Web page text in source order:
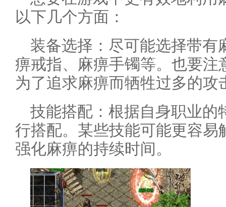
以下几个方面：
装备选择：尽可能选择带有
痹戒指、麻痹手镯等。也要注
为了追求麻痹而牺牲过多的攻
技能搭配：根据自身职业的
行搭配。某些技能可能更容易
强化麻痹的持续时间。